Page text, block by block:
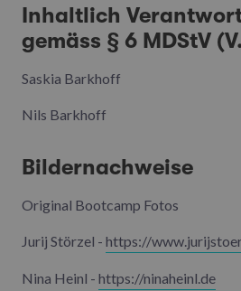
Inhaltlich
gemäss § 6 MDStV
Saskia Barkhoff
Nils Barkhoff
Bildernachweise
Original Bootcamp Fotos
Jurij Störzel - https://
Nina Heinl - https://ninaheinl.de